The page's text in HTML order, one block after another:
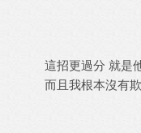
這招更過分 就是
而且我根本沒有